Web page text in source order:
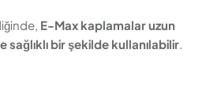
E-Max kaplamalar uzun
bir şekilde kullanılabilir.